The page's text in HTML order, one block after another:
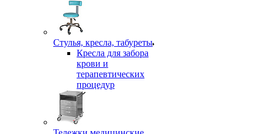
Стулья, кресла, табуреты
Кресла для забора
крови и
терапевтических
процедур